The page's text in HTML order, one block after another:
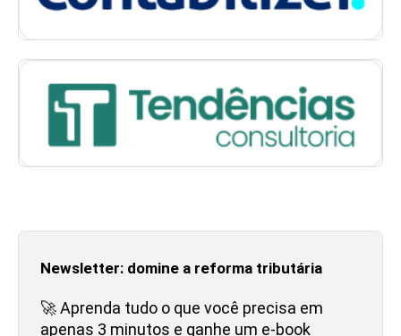
Newsletter: domine a reforma tributária
🚀 Aprenda tudo o que você precisa em
apenas 3 minutos e ganhe um e-book